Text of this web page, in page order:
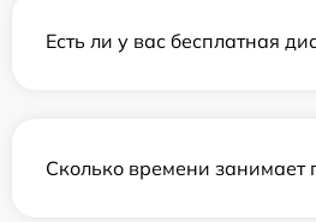
Есть ли у вас бесплатная
Сколько времени занимает